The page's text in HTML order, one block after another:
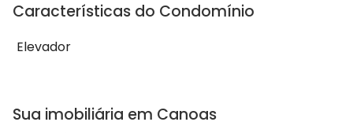
Características do Condomínio
Elevador
Sua imobiliária em Canoas